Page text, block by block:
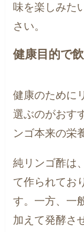
味を楽しみた
さい。
健康目的で
健康のために
選ぶのがおす
ンゴ本来の栄
純リンゴ酢は
て作られてお
す。一方、一
加えて発酵さ